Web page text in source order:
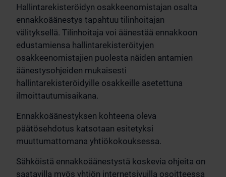
Hallintarekisteröidyn osakkeenomistajan osalta
ennakkoäänestys tapahtuu tilinhoitajan
välityksellä. Tilinhoitaja voi äänestää ennakkoon
edustamiensa hallintarekisteröityjen
osakkeenomistajien puolesta näiden antamien
äänestysohjeiden mukaisesti
hallintarekisteröidyille osakkeille asetettuna
ilmoittautumisaikana.
Ennakkoäänestyksen kohteena oleva
päätösehdotus katsotaan esitetyksi
muuttumattomana yhtiökokouksessa.
Sähköistä ennakkoäänestystä koskevia ohjeita on
saatavilla myös yhtiön internetsivuilla osoitteessa